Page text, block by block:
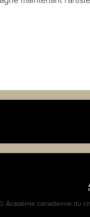
Académie canadienne du